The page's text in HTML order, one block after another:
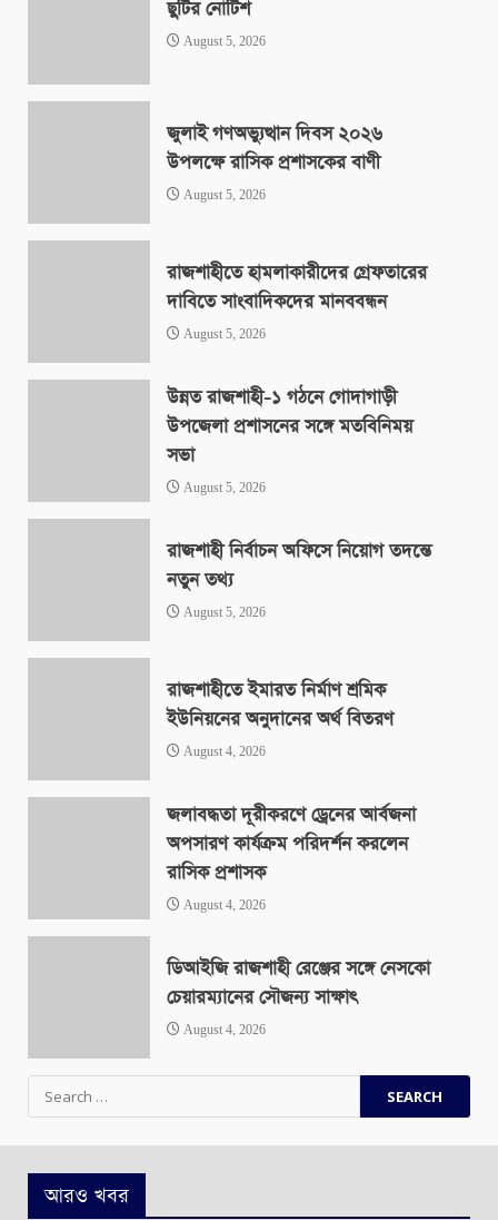
ছুটির নোটিশ
August 5, 2026
জুলাই গণঅভ্যুত্থান দিবস ২০২৬
উপলক্ষে রাসিক প্রশাসকের বাণী
August 5, 2026
রাজশাহীতে হামলাকারীদের গ্রেফতারের
দাবিতে সাংবাদিকদের মানববন্ধন
August 5, 2026
উন্নত রাজশাহী-১ গঠনে গোদাগাড়ী
উপজেলা প্রশাসনের সঙ্গে মতবিনিময়
সভা
August 5, 2026
রাজশাহী নির্বাচন অফিসে নিয়োগ তদন্তে
নতুন তথ্য
August 5, 2026
রাজশাহীতে ইমারত নির্মাণ শ্রমিক
ইউনিয়নের অনুদানের অর্থ বিতরণ
August 4, 2026
জলাবদ্ধতা দূরীকরণে ড্রেনের আর্বজনা
অপসারণ কার্যক্রম পরিদর্শন করলেন
রাসিক প্রশাসক
August 4, 2026
ডিআইজি রাজশাহী রেঞ্জের সঙ্গে নেসকো
চেয়ারম্যানের সৌজন্য সাক্ষাৎ
August 4, 2026
Search
for:
আরও খবর